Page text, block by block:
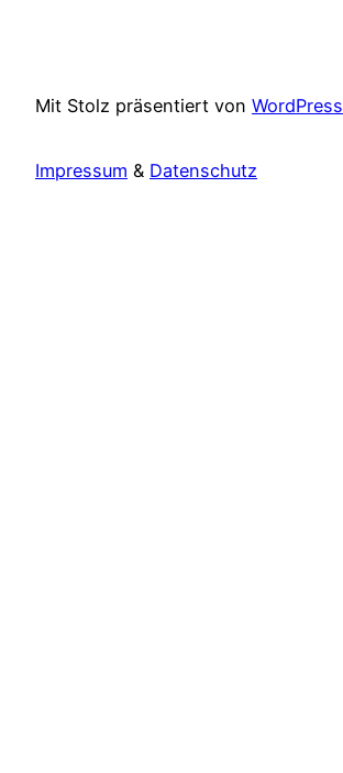
Mit Stolz präsentiert von WordPress
Impressum & Datenschutz